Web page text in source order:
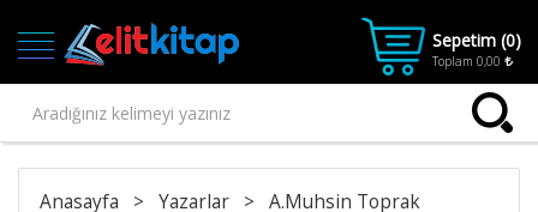
Sepetim (0)
Toplam 0,00
Anasayfa > Yazarlar > A.Muhsin Toprak
Ana
Kategoriler